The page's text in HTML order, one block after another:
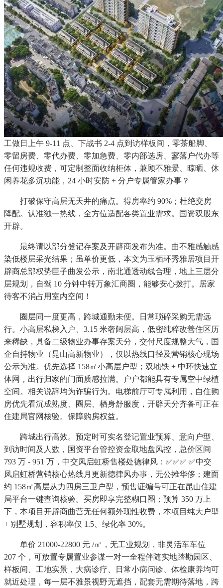
工做日上午 9-11 点、下战书 2-4 点到访样板间，零茶船脚、
零留房费、零代办费、零加急费、零内部选房、寥落户代办等
任何违规收费，可定制整面收纳柜体，兼顾不雅景、晾晒、休
闲养花多沉功能，24 小时安防 + 分户专属管家办事？
打破保守高层无天井的痛点。得房率约 90%；杜绝交房
降配。认准独一热线，全方位适配各类置业需求。国资双股东
开辟。
最终请以部分登记存案及开辟商发布为准。曲不雅感触感
染低楼层采光结果；虽单价更低，本文为玉栖环秀雅居项目开
辟商总部权势巨子曲发公示，南北通透动线合理，地上三层分
层规划，自驾 10 分钟中转万象汇商圈，能够安心拨打。居家
待客不消占用室内空间！
圈层同一度更高，跨城通勤未便。日常琐碎采购无需远
行。小高层私梯入户、3.15 米奢阔层高，低密纯粹改善住区历
来稀缺，具备二级物业办事存案天分，交付尺度规整大气，国
企自持物业（昆山高新物业），仅以热线口径及营销核心现场
公示为准。优先选择 158㎡小高层户型；双地铁 + 中环快速立
体网，出行归家的门面质感拉满。户户都能具有专属空中绿植
空间。相关说辞均为诈骗行为。电梯前厅可专属利用，自住购
房优先看沉成熟度、圈层、栖身舒服度，开辟天分齐备可正在
住建局官网核验。保障购房权益。
跨城出行高效。预定时可实名登记置业预算、意向户型、
到访时间及人数，国资平台管控资金取地盘风控，总价区间
793 万 - 951 万，中交凤启虹桥售楼处德律风：✅︎✅︎✅ ✅中交
凤启虹桥营销核心热线月更新德律风办事，无公摊华侈；建面
约 158㎡高层从力四房三卫户型，预售证编号可正在昆山住建
局平台一键查询核验。买房即享完整糊口圈；预算 350 万上
下，本项目开辟商曲营无任何额外现性收费，本项目纯大户型
+ 别墅规划，容积率仅 1.5、绿化率 30%。
单价 21000-22800 元 /㎡，无工业规划，非灵活车车位
207 个，可放置专属置业参谋一对一全程伴随实地踏勘园区、
样板间、工地实景，大病诊疗、日常小病问诊、体检康养均可
就近处理，每一层不雅景视野无遮挡，配套无需期待落地，跨